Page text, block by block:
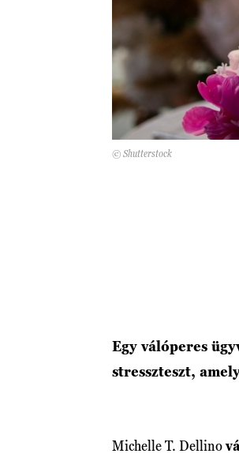
© Shutterstock
Egy válóperes
stresszteszt,
Michelle T. Dellino